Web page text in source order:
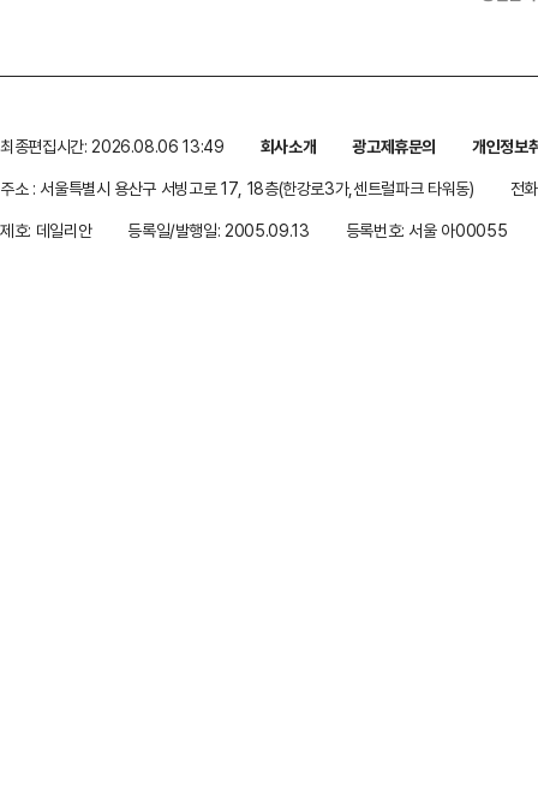
최종편집시간: 2026.08.06 13:49 회사소개 광고제휴문의
개인정보
주소 : 서울특별시 용산구 서빙고로 17, 18층(한강로3가,센트럴파크 타워동)
전
제호: 데일리안
등록일/발행일: 2005.09.13 등록번호: 서울 아00055